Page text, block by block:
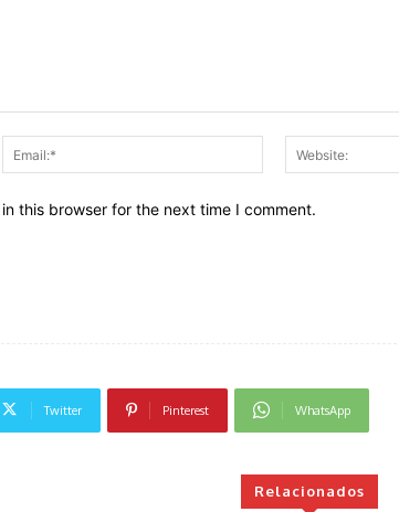
Email:*
this browser for the next time I comment.
Twitter Pinterest WhatsApp
Relacionados